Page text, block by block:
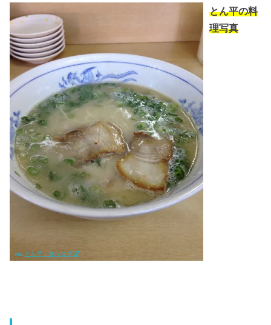
via.とん平｜食べログ
とん平の料
理写真